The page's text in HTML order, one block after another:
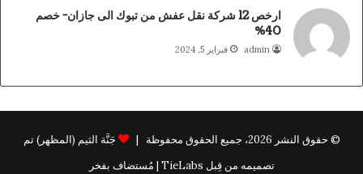
ارخص 12 شركة نقل عفش من تبوك الى جازان- خصم
40%
admin فبراير 5, 2024
© حقوق النشر 2026، جميع الحقوق محفوظة |
جَنَّة الثيم (المظهر) تم
تصميمه من قِبل TieLabs | مُستضاف بفخر